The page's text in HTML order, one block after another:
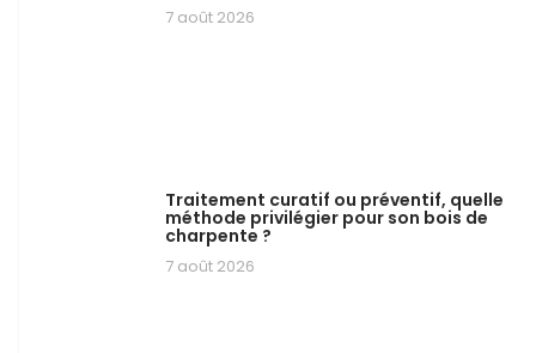
7 août 2026
Traitement curatif ou préventif, quelle
méthode privilégier pour son bois de
charpente ?
7 août 2026